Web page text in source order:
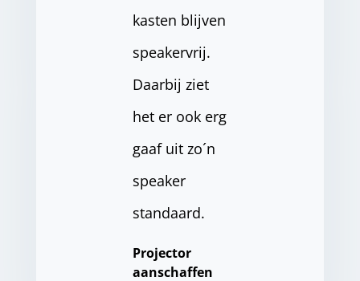
kasten blijven
speakervrij.
Daarbij ziet
het er ook erg
gaaf uit zo´n
speaker
standaard.
Projector
aanschaffen